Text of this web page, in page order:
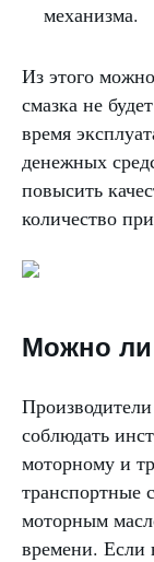
механизма.
Из этого
смазка не
время
денежных
повысить
количество
Можно ли
соблюдать
моторному и
транспортные
моторным
времени. Если